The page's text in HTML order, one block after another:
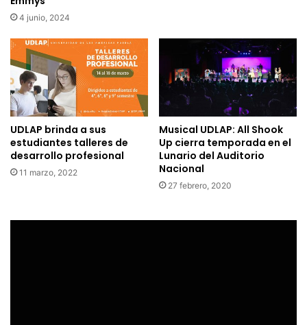
4 junio, 2024
UDLAP brinda a sus
estudiantes talleres de
desarrollo profesional
11 marzo, 2022
Musical UDLAP: All Shook
Up cierra temporada en el
Lunario del Auditorio
Nacional
27 febrero, 2020